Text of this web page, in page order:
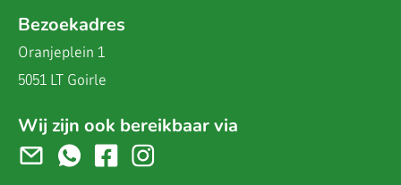
Bezoekadres
Oranjeplein 1
5051 LT Goirle
Wij zijn ook bereikbaar via